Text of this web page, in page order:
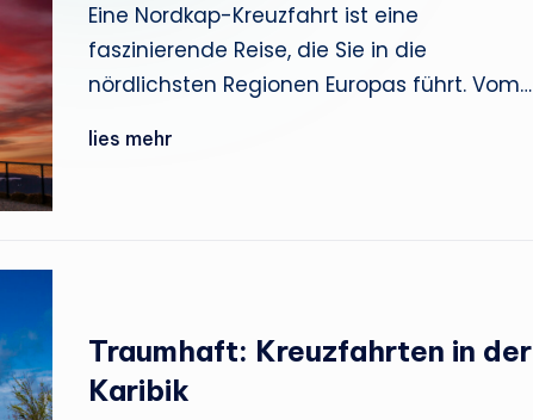
Eine Nordkap-Kreuzfahrt ist eine
faszinierende Reise, die Sie in die
nördlichsten Regionen Europas führt. Vom…
lies mehr
Traumhaft: Kreuzfahrten in der
Karibik